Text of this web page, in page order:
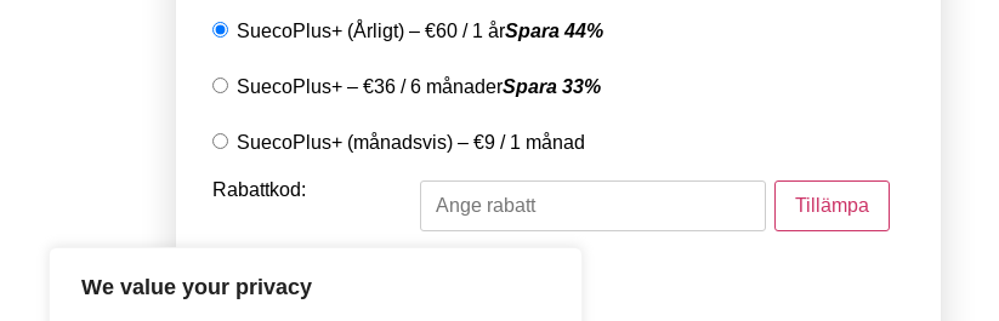
We value your privacy
SuecoPlus+ (Årligt) – €60 / 1 årSpara 44%
SuecoPlus+ – €36 /6 månaderSpara 33%
SuecoPlus+ (månadsvis) – €9 / 1 månad
Rabattkod:
Välj en betalningsmetod